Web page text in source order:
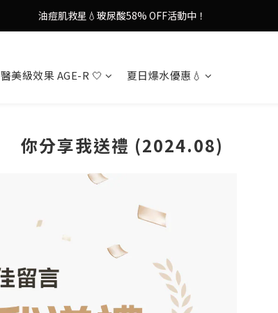
9in1多功能美容儀🌸護膚效果UP！
果凍噴霧！一噴即現美白光透肌✨
醫美級效果 AGE-R 🤍 夏日爆水優惠💧
你分享我送禮 (2024.08)